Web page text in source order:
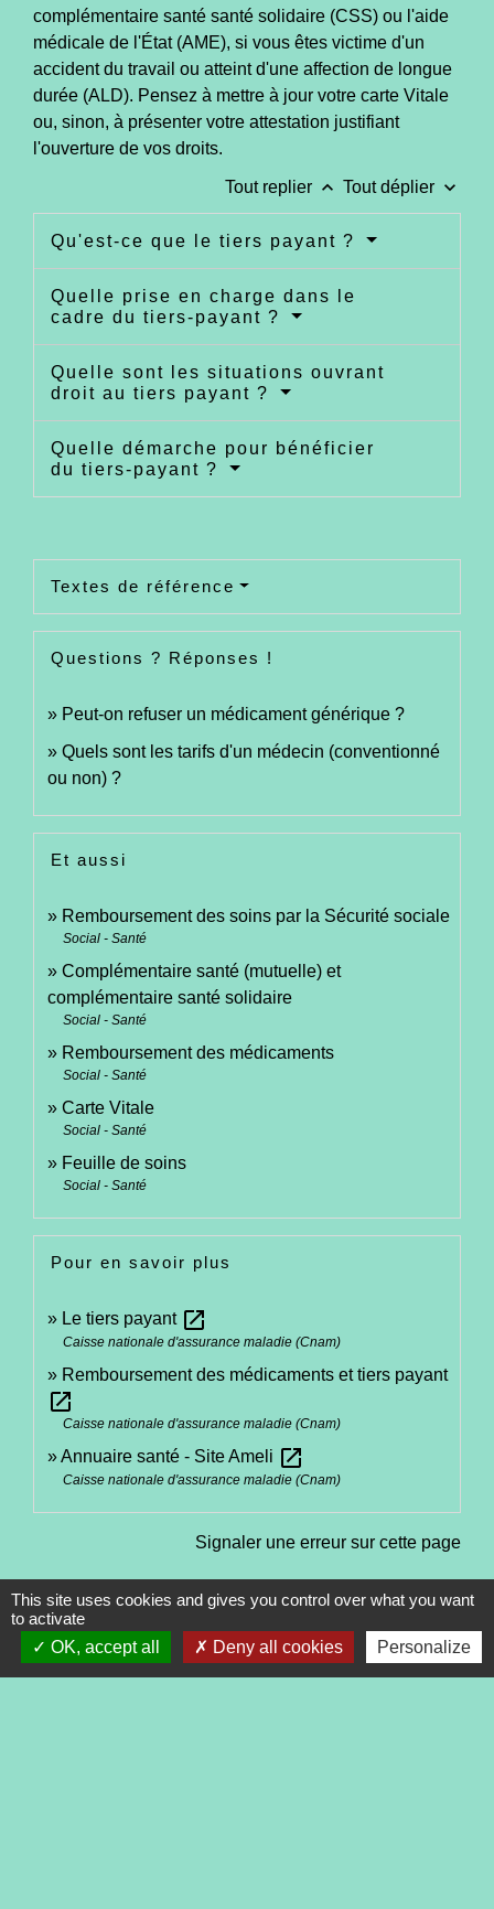
complémentaire santé santé solidaire (CSS) ou l'aide
médicale de l'État (AME), si vous êtes victime d'un
accident du travail ou atteint d'une affection de longue
durée (ALD). Pensez à mettre à jour votre carte Vitale
ou, sinon, à présenter votre attestation justifiant
l'ouverture de vos droits.
Tout replier keyboard_arrow_up Tout déplier keyboard_arrow_down
Qu'est-ce que le tiers payant ?
Quelle prise en charge dans le
cadre du tiers-payant ?
Quelle sont les situations ouvrant
droit au tiers payant ?
Quelle démarche pour bénéficier
du tiers-payant ?
Textes de référence
Questions ? Réponses !
Peut-on refuser un médicament générique ?
Quels sont les tarifs d'un médecin (conventionné
ou non) ?
Et aussi
Remboursement des soins par la Sécurité sociale
Social - Santé
Complémentaire santé (mutuelle) et
complémentaire santé solidaire
Social - Santé
Remboursement des médicaments
Social - Santé
Carte Vitale
Social - Santé
Feuille de soins
Social - Santé
Pour en savoir plus
Le tiers payant open_in_new
Caisse nationale d'assurance maladie (Cnam)
Remboursement des médicaments et tiers payant
open_in_new
Caisse nationale d'assurance maladie (Cnam)
Annuaire santé - Site Ameli open_in_new
Caisse nationale d'assurance maladie (Cnam)
Signaler une erreur sur cette page
This site uses cookies and gives you control over what you want
to activate
OK, accept all
Deny all cookies Personalize